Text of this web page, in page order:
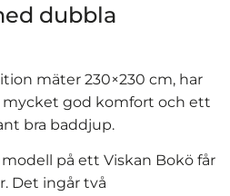
dubbla
mäter 230×230 cm, har
god komfort och ett
bra baddjup.
på ett Viskan Bokö får
Det ingår två